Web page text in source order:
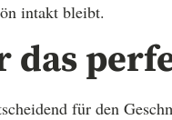
intakt bleibt.
das
für den